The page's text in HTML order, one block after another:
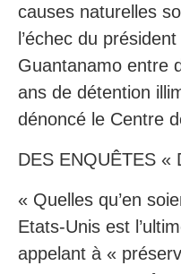
causes naturelles
l’échec du
Guantanamo entre
ans de détention
dénoncé le Centre
DES ENQUÊTES «
« Quelles qu’en
Etats-Unis est
appelant à «